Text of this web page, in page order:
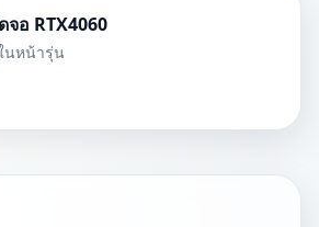
จอ RTX4060
นหน้ารุ่น